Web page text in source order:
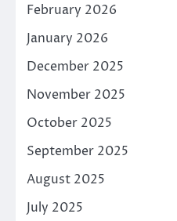
February 2026
January 2026
December 2025
November 2025
October 2025
September 2025
August 2025
July 2025